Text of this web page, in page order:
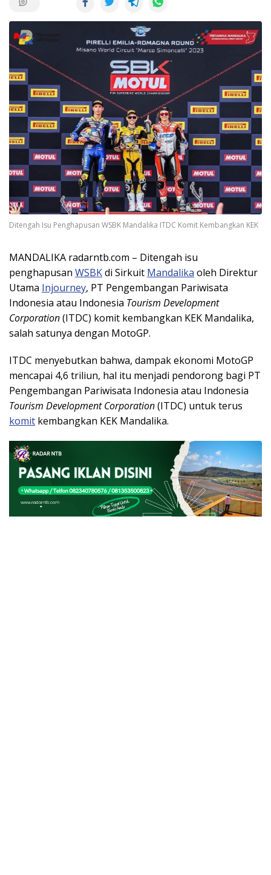
Ditengah Isu Penghapusan WSBK Mandalika ITDC Komit Kembangkan KEK
MANDALIKA radarntb.com – Ditengah isu
penghapusan WSBKdi Sirkuit Mandalika oleh Direktur
Utama Injourney, PT Pengembangan Pariwisata
Indonesia atau Indonesia Tourism Development
Corporation(ITDC) komit kembangkan KEK Mandalika,
salah satunya dengan MotoGP.
ITDC menyebutkan bahwa, dampak ekonomi MotoGP
mencapai 4,6 triliun, hal itu menjadi pendorong bagi PT
Pengembangan Pariwisata Indonesia atau Indonesia
Tourism Development Corporation(ITDC) untuk terus
komit kembangkan KEK Mandalika.